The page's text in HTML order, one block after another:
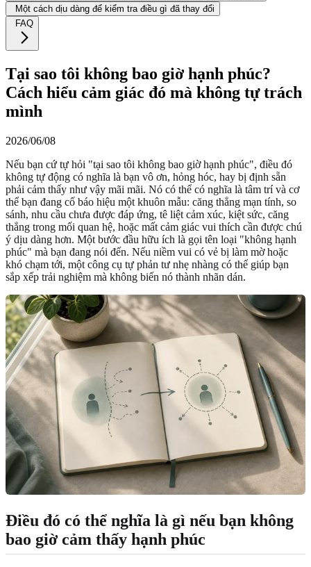
Một cách dịu dàng để kiểm tra điều gì đã thay đổi
FAQ
Tại sao tôi không bao giờ hạnh phúc?
Cách hiểu cảm giác đó mà không tự trách
mình
2026/06/08
Nếu bạn cứ tự hỏi "tại sao tôi không bao giờ hạnh phúc", điều đó
không tự động có nghĩa là bạn vô ơn, hỏng hóc, hay bị định sẵn
phải cảm thấy như vậy mãi mãi. Nó có thể có nghĩa là tâm trí và cơ
thể bạn đang cố báo hiệu một khuôn mẫu: căng thẳng mạn tính, so
sánh, nhu cầu chưa được đáp ứng, tê liệt cảm xúc, kiệt sức, căng
thẳng trong mối quan hệ, hoặc mất cảm giác vui thích cần được chú
ý dịu dàng hơn. Một bước đầu hữu ích là gọi tên loại "không hạnh
phúc" mà bạn đang nói đến. Nếu niềm vui có vẻ bị làm mờ hoặc
khó chạm tới, một công cụ tự phản tư nhẹ nhàng có thể giúp bạn
sắp xếp trải nghiệm mà không biến nó thành nhãn dán.
Điều đó có thể nghĩa là gì nếu bạn không
bao giờ cảm thấy hạnh phúc